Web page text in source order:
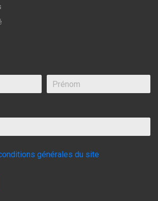
générales du site